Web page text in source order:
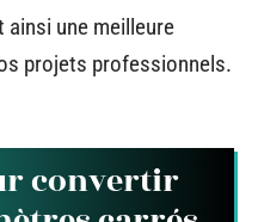
une meilleure
projets professionnels.
convertir